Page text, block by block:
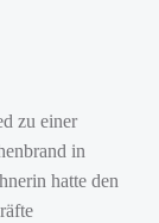
zu einer
in
hatte den